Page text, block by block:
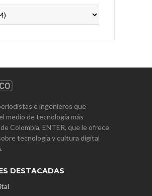
e ingenieros que
medio de tecnología más
Colombia, ENTER, que le ofrece
tecnología y cultura digital
DESTACADAS